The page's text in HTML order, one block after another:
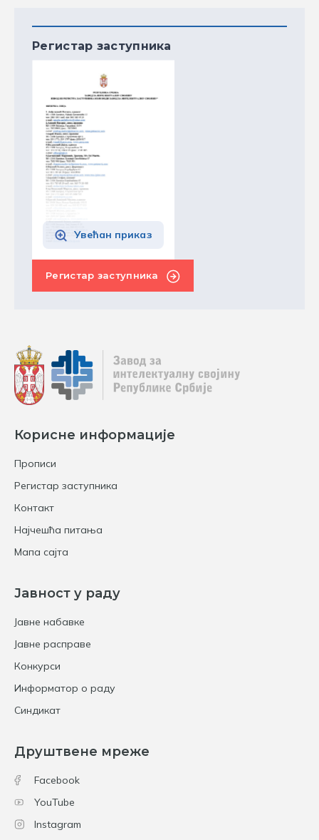
Регистар заступника
Увећан приказ
Регистар заступника
Корисне информације
Прописи
Регистар заступника
Контакт
Најчешћа питања
Мапа сајта
Јавност у раду
Јавне набавке
Јавне расправе
Конкурси
Информатор о раду
Синдикат
Друштвене мреже
Facebook
YouTube
Instagram